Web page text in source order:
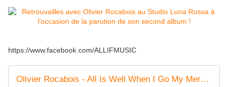
https://www.facebook.com/ALLIFMUSIC
Olivier Rocabois - All Is Well When I Go My Merry Way (Official Video)